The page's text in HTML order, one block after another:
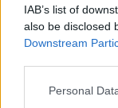
IAB’s list of
also be disclosed
Downstream
Please note that
Personal
Sportchef,
beskrivning:
banan och